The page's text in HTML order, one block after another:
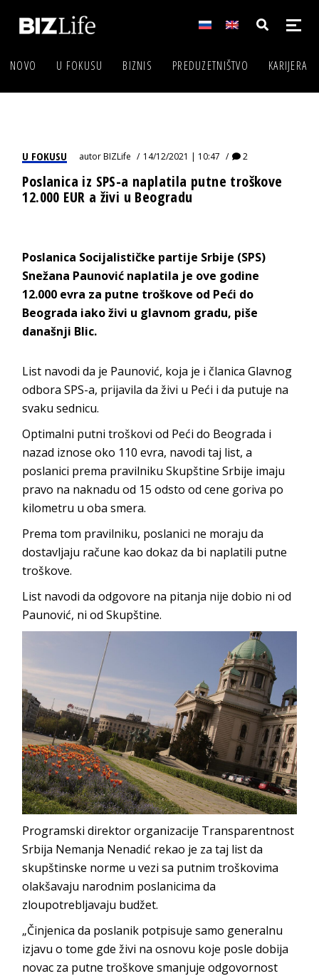
NOVO U FOKUSU BIZNIS PREDUZETNIŠTVO KARIJERA
U FOKUSU autorBIZLife 14/12/2021 | 10:47 2
Poslanica iz SPS-a naplatila putne troškove
12.000 EUR a živi u Beogradu
Poslanica Socijalističke partije Srbije (SPS)
Snežana Paunović naplatila je ove godine
12.000 evra za putne troškove od Peći do
Beograda iako živi u glavnom gradu, piše
današnji Blic.
List navodi da je Paunović, koja je i članica Glavnog
odbora SPS-a, prijavila da živi u Peći i da putuje na
svaku sednicu.
Optimalni putni troškovi od Peći do Beograda i
nazad iznose oko 110 evra, navodi taj list, a
poslanici prema pravilniku Skupštine Srbije imaju
pravo na naknadu od 15 odsto od cene goriva po
kilometru u oba smera.
Prema tom pravilniku, poslanici ne moraju da
dostavljaju račune kao dokaz da bi naplatili putne
troškove.
List navodi da odgovore na pitanja nije dobio ni od
Paunović, ni od Skupštine.
Programski direktor organizacije Transparentnost
Srbija Nemanja Nenadić rekao je za taj list da
skupštinske norme u vezi sa putnim troškovima
olakšavaju narodnim poslanicima da
zloupotrebljavaju budžet.
„Činjenica da poslanik potpisuje samo generalnu
izjavu o tome gde živi na osnovu koje posle dobija
novac za putne troškove smanjuje odgovornost